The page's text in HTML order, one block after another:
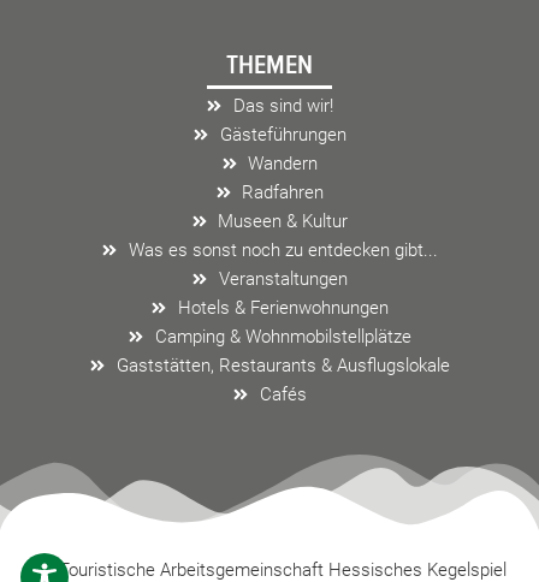
o
o
a
g
r
a
m
p
THEMEN
Das sind wir!
Gästeführungen
Wandern
Radfahren
Museen & Kultur
Was es sonst noch zu entdecken gibt...
Veranstaltungen
Hotels & Ferienwohnungen
Camping & Wohnmobilstellplätze
Gaststätten, Restaurants & Ausflugslokale
Cafés
Touristische Arbeitsgemeinschaft Hessisches Kegelspiel